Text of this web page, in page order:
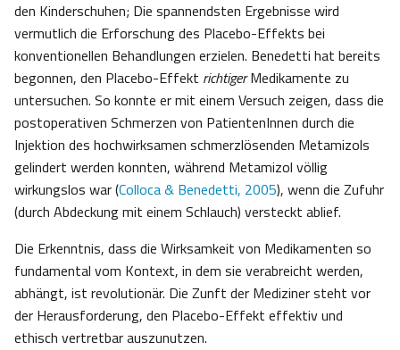
den Kinderschuhen; Die spannendsten Ergebnisse wird
vermutlich die Erforschung des Placebo-Effekts bei
konventionellen Behandlungen erzielen. Benedetti hat bereits
begonnen, den Placebo-Effekt richtigerMedikamente zu
untersuchen. So konnte er mit einem Versuch zeigen, dass die
postoperativen Schmerzen von PatientenInnen durch die
Injektion des hochwirksamen schmerzlösenden Metamizols
gelindert werden konnten, während Metamizol völlig
wirkungslos war (Colloca & Benedetti, 2005), wenn die Zufuhr
(durch Abdeckung mit einem Schlauch) versteckt ablief.
Die Erkenntnis, dass die Wirksamkeit von Medikamenten so
fundamental vom Kontext, in dem sie verabreicht werden,
abhängt, ist revolutionär. Die Zunft der Mediziner steht vor
der Herausforderung, den Placebo-Effekt effektiv und
ethisch vertretbar auszunutzen.